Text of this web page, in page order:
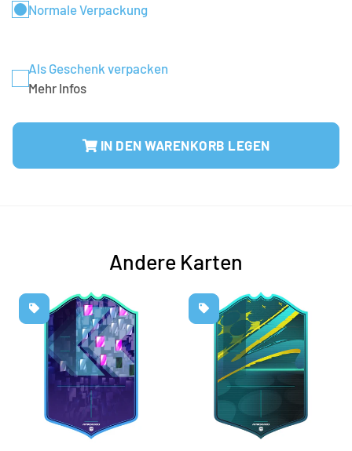
Normale Verpackung
Als Geschenk verpacken
Mehr Infos
IN DEN WARENKORB LEGEN
Andere Karten